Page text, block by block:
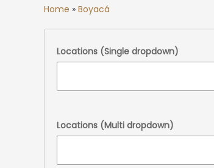
Home » Boyacá
Locations (Single dropdown)
Locations (Multi dropdown)